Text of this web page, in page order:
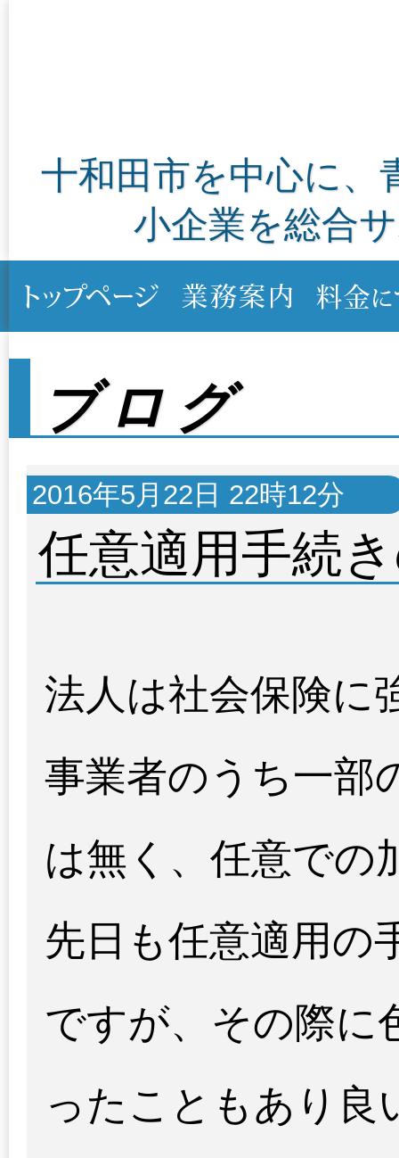
十和田市を中心に、
小企業を総合
ブログ
2016年5月22日 22時12分
任意適用手続
法人は社会保険に
事業者のうち一部
は無く、任意での
先日も任意適用の
ですが、その際に
ったこともあり良